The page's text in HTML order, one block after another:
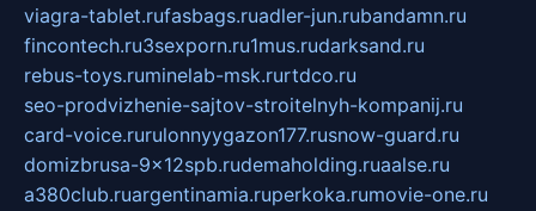
viagra-tablet.rufasbags.ruadler-jun.rubandamn.ru
fincontech.ru3sexporn.ru1mus.rudarksand.ru
rebus-toys.ruminelab-msk.rurtdco.ru
seo-prodvizhenie-sajtov-stroitelnyh-kompanij.ru
card-voice.rurulonnyygazon177.rusnow-guard.ru
domizbrusa-9x12spb.rudemaholding.ruaalse.ru
a380club.ruargentinamia.ruperkoka.rumovie-one.ru